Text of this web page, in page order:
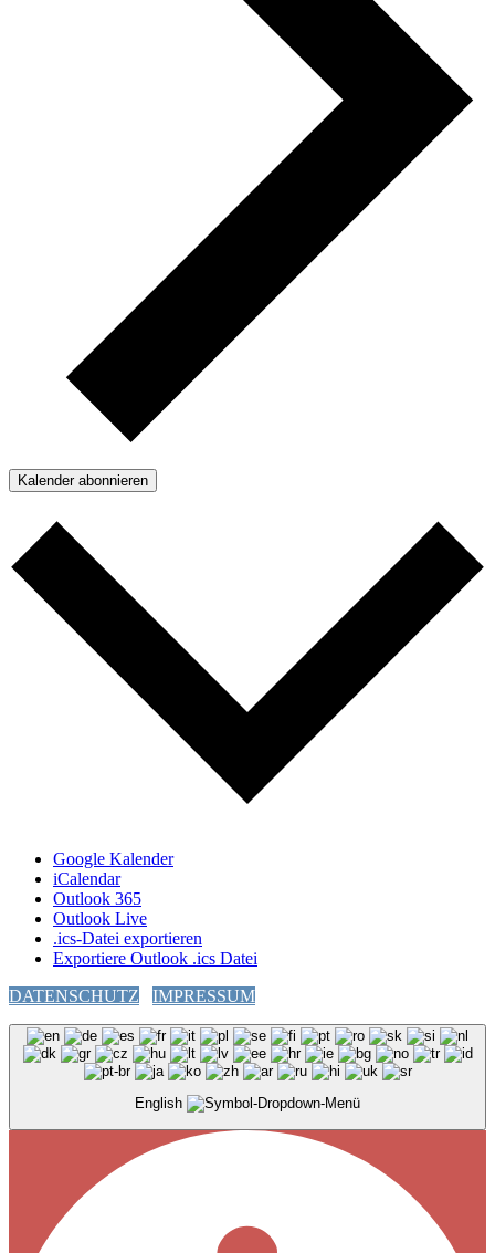
Kalender abonnieren
Google Kalender
iCalendar
Outlook 365
Outlook Live
.ics-Datei exportieren
Exportiere Outlook .ics Datei
DATENSCHUTZ
IMPRESSUM
English